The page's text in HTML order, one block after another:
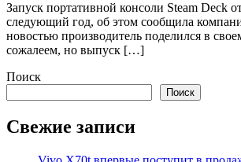
Запуск портативной консоли Steam Deck
следующий год, об этом сообщила
новостью производитель поделился в
сожалеем, но выпуск […]
Поиск
Поиск
Свежие записи